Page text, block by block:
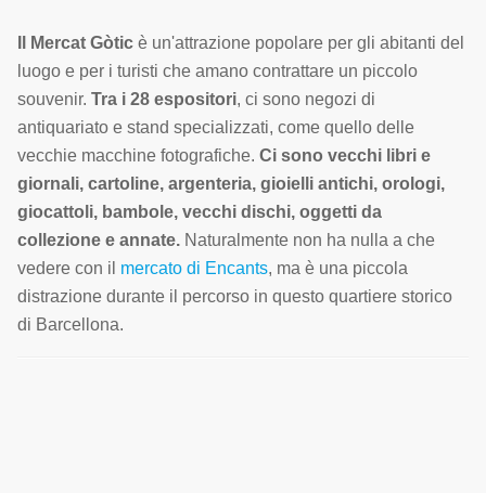
Il Mercat Gòtic è un'attrazione popolare per gli abitanti del
luogo e per i turisti che amano contrattare un piccolo
souvenir. Tra i 28 espositori, ci sono negozi di
antiquariato e stand specializzati, come quello delle
vecchie macchine fotografiche. Ci sono vecchi libri e
giornali, cartoline, argenteria, gioielli antichi, orologi,
giocattoli, bambole, vecchi dischi, oggetti da
collezione e annate. Naturalmente non ha nulla a che
vedere con il mercato di Encants, ma è una piccola
distrazione durante il percorso in questo quartiere storico
di Barcellona.